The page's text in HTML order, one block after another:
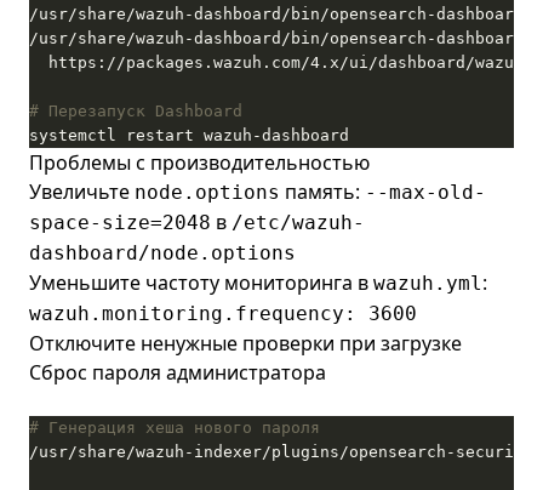
/usr/share/wazuh-dashboard/bin/opensearch-
# Перезапуск Dashboard
systemctl restart wazuh-dashboard
Проблемы с производительностью
Увеличьте node.options память: --max-old-
space-size=2048 в /etc/wazuh-
dashboard/node.options
Уменьшите частоту мониторинга в wazuh.yml:
wazuh.monitoring.frequency: 3600
Отключите ненужные проверки при загрузке
Сброс пароля администратора
# Генерация хеша нового пароля